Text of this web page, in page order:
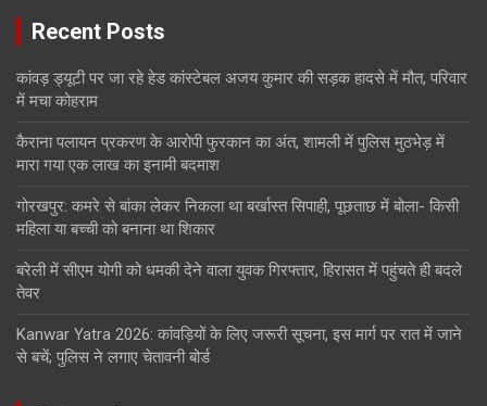
Recent Posts
कांवड़ ड्यूटी पर जा रहे हेड कांस्टेबल अजय कुमार की सड़क हादसे में मौत, परिवार
में मचा कोहराम
कैराना पलायन प्रकरण के आरोपी फुरकान का अंत, शामली में पुलिस मुठभेड़ में
मारा गया एक लाख का इनामी बदमाश
गोरखपुर: कमरे से बांका लेकर निकला था बर्खास्त सिपाही, पूछताछ में बोला- किसी
महिला या बच्ची को बनाना था शिकार
बरेली में सीएम योगी को धमकी देने वाला युवक गिरफ्तार, हिरासत में पहुंचते ही बदले
तेवर
Kanwar Yatra 2026: कांवड़ियों के लिए जरूरी सूचना, इस मार्ग पर रात में जाने
से बचें; पुलिस ने लगाए चेतावनी बोर्ड